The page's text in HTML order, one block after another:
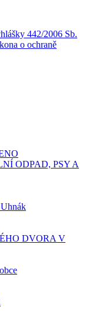
442/2006 Sb.
o ochraně
ODPAD, PSY A
DVORA V